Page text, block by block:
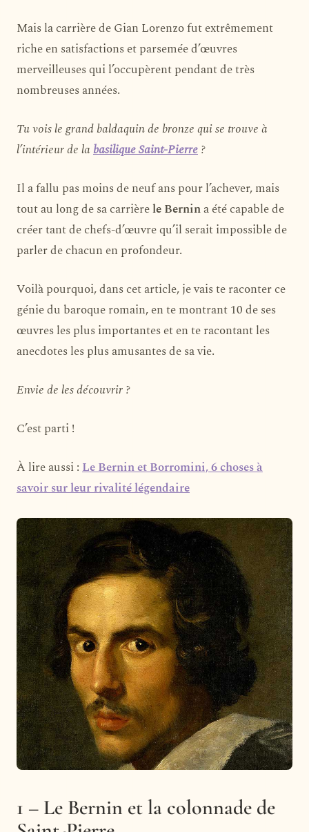
Mais la carrière de Gian Lorenzo fut extrêmement
riche en satisfactions et parsemée d’œuvres
merveilleuses qui l’occupèrent pendant de très
nombreuses années.
Tu vois le grand baldaquin de bronze qui se trouve à
l’intérieur de labasilique Saint-Pierre?
Il a fallu pas moins de neuf ans pour l’achever, mais
tout au long de sa carrièrele Bernina été capable de
créer tant de chefs-d’œuvre qu’il serait impossible de
parler de chacun en profondeur.
Voilà pourquoi, dans cet article, je vais te raconter ce
génie du baroque romain, en te montrant 10 de ses
œuvres les plus importantes et en te racontant les
anecdotes les plus amusantes de sa vie.
Envie de les découvrir ?
C’est parti !
À lire aussi :Le Bernin et Borromini, 6 choses à
savoir sur leur rivalité légendaire
1 – Le Bernin et la colonnade de